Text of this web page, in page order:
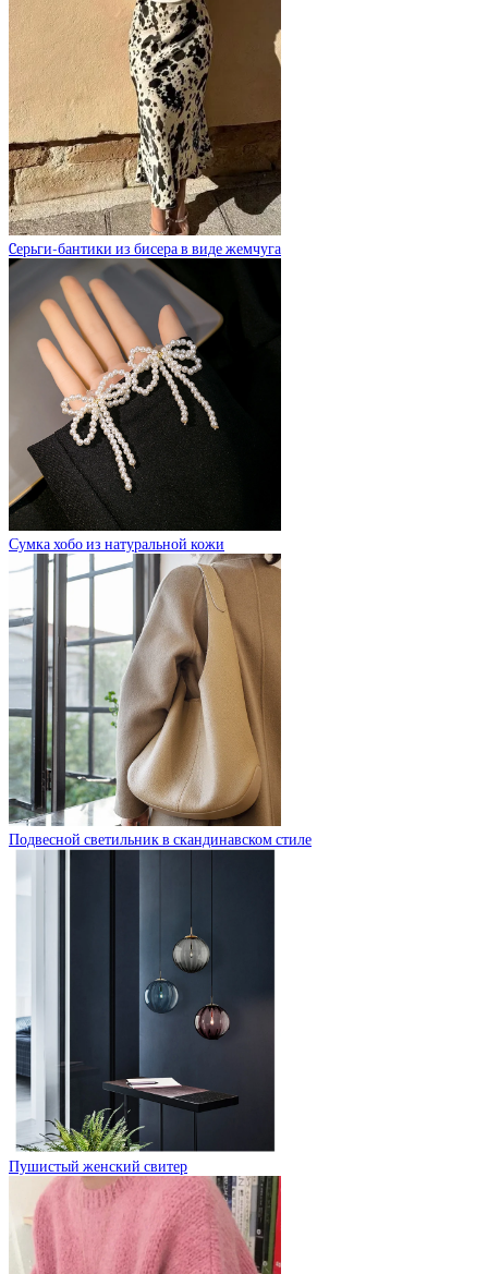
Cерьги-бантики из бисера в виде жемчуга
Сумка хобо из натуральной кожи
Подвесной светильник в скандинавском стиле
Пушистый женский свитер